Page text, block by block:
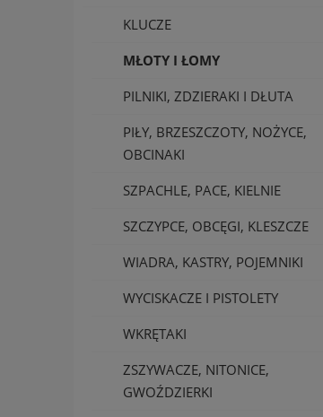
KLUCZE
MŁOTY I ŁOMY
PILNIKI, ZDZIERAKI I DŁUTA
PIŁY, BRZESZCZOTY, NOŻYCE,
OBCINAKI
SZPACHLE, PACE, KIELNIE
SZCZYPCE, OBCĘGI, KLESZCZE
WIADRA, KASTRY, POJEMNIKI
WYCISKACZE I PISTOLETY
WKRĘTAKI
ZSZYWACZE, NITONICE,
GWOŹDZIERKI